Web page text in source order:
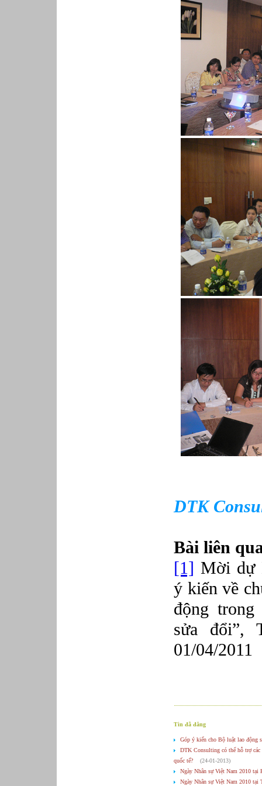
DTK
Bài liên
[1] Mời dự
ý kiến về
động
sửa đổi”,
01/04/2011
Tin đã đăng
Góp ý kiến cho Bộ luật lao động
DTK Consulting có thể hỗ trợ
quốc tế?
(24-01-2013)
Ngày Nhân sự Việt Nam 2010 tại
Ngày Nhân sự Việt Nam 2010